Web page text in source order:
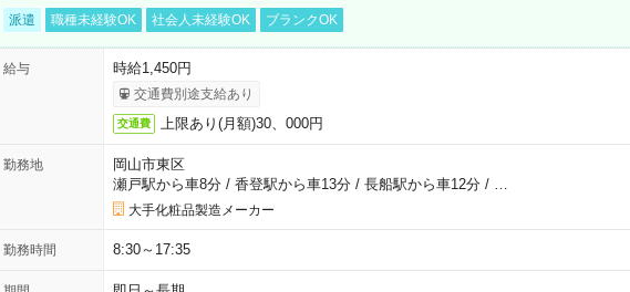
派遣 職種未経験OK 社会人未経験OK ブランクOK
給与 時給1,450円
交通費別途支給あり
交通費 上限あり(月額)30、000円
勤務地
岡山市東区
瀬戸駅から車8分/ 香登駅から車13分/ 長船駅から車12分/
大手化粧品製造メーカー
勤務時間 8:30～17:35